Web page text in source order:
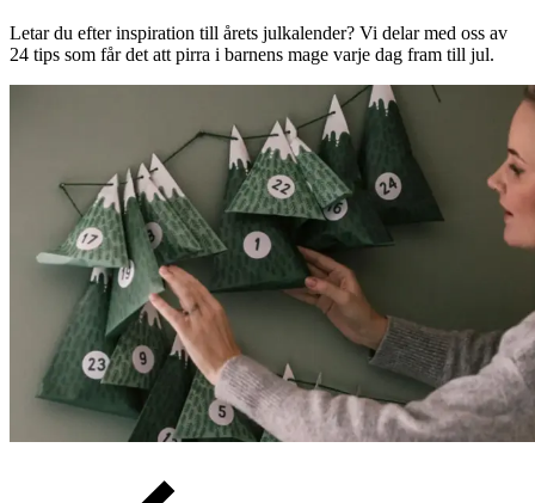
Letar du efter inspiration till årets julkalender? Vi delar med oss av
24 tips som får det att pirra i barnens mage varje dag fram till jul.